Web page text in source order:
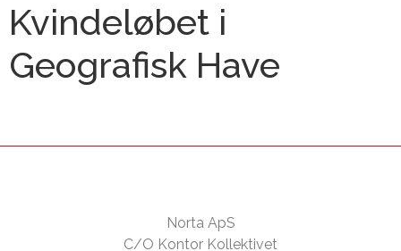
Kvindeløbet i
Geografisk Have
Norta ApS
C/O Kontor Kollektivet